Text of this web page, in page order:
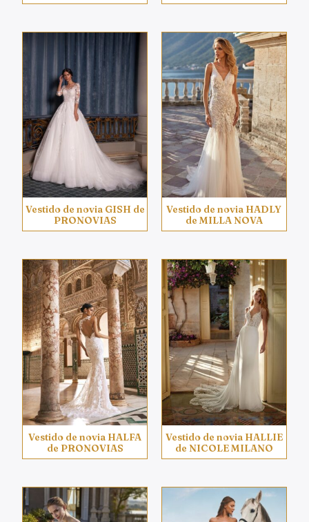
Vestido de novia GISH de
PRONOVIAS
Vestido de novia HADLY
de MILLA NOVA
Vestido de novia HALFA
de PRONOVIAS
Vestido de novia HALLIE
de NICOLE MILANO